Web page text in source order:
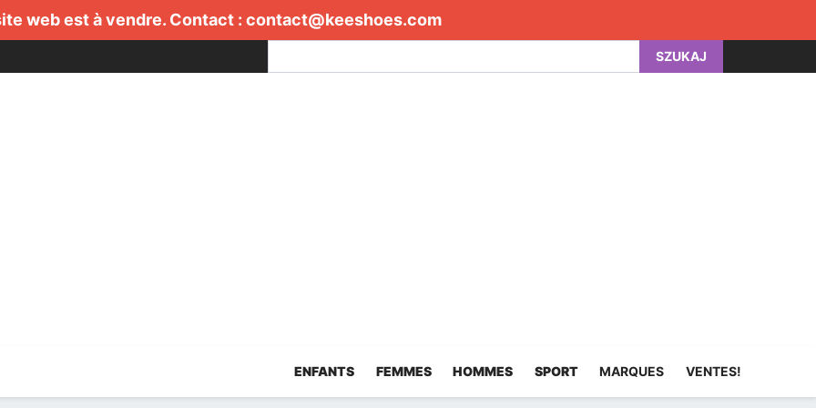
web est à vendre. Contact : contact@keeshoes.com
SZUKAJ
ENFANTS FEMMES HOMMES SPORT MARQUES VENTES!